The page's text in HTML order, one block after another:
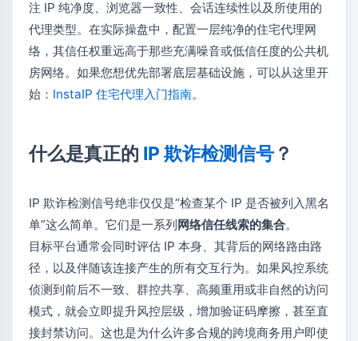
注 IP 纯净度、浏览器一致性、会话连续性以及所使用的
代理类型。在实际操盘中，配置一层纯净的住宅代理网
络，其信任权重远高于那些充满噪音或低信任度的公共机
房网络。如果您想优先部署底层基础设施，可以从这里开
始： InstaIP 住宅代理入门指南。
什么是真正的 IP 欺诈检测信号 ？
IP 欺诈检测信号绝非仅仅是“检查某个 IP 是否被列入黑名
单”这么简单。它们是一系列网络信任线索的集合。
目标平台通常会同时评估 IP 本身、其背后的网络路由路
径，以及伴随该连接产生的所有交互行为。如果风控系统
侦测到前后不一致、群控共享、高频重用或非自然的访问
模式，就会立即提升风控层级，增加验证码摩擦，甚至直
接封禁访问。这也是为什么许多合规的跨境商务用户即使